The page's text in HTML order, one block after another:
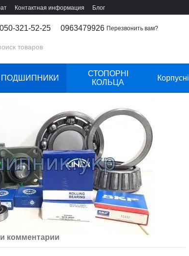
Контактная информация Блог
050-321-52-25 0963479926 Перезвонить вам?
ПОДШИПНИКИ
СТОПОРНІ
КОЛЬЦА
Корпусні
комментарий